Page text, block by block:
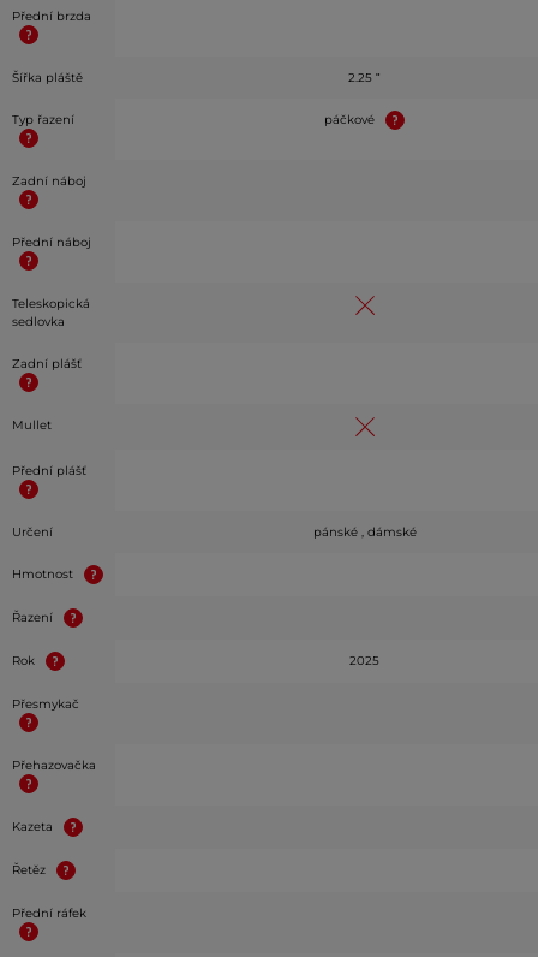
Přední brzda
Šířka pláště 2.25 ʺ
Typ řazení páčkové
Zadní náboj
Přední náboj
Teleskopická
sedlovka
Zadní plášť
Mullet
Přední plášť
Určení pánské , dámské
Hmotnost
Řazení
Rok 2025
Přesmykač
Přehazovačka
Kazeta
Řetěz
Přední ráfek